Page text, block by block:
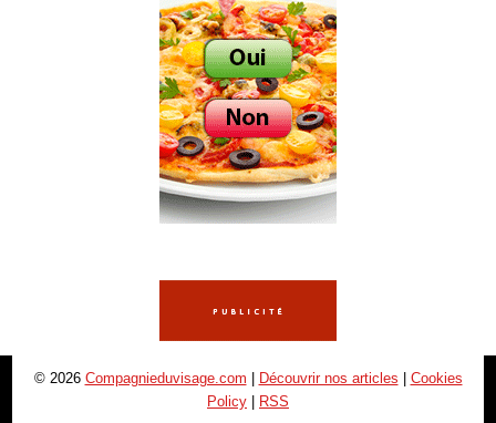
© 2026 Compagnieduvisage.com Découvrir nos articles
Cookies
Policy
RSS